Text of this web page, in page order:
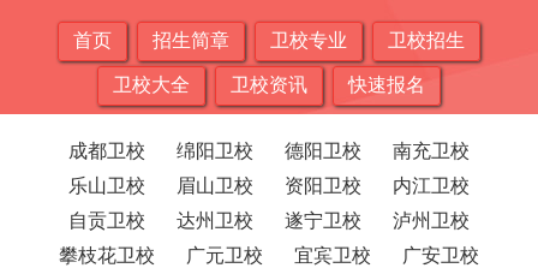
首页 招生简章 卫校专业 卫校招生
卫校大全 卫校资讯 快速报名
成都卫校 绵阳卫校 德阳卫校
南充卫校
乐山卫校
眉山卫校 资阳卫校
内江卫校
自贡卫校
达州卫校 遂宁卫校
泸州卫校
攀枝花卫校
广元卫校 宜宾卫校
广安卫校